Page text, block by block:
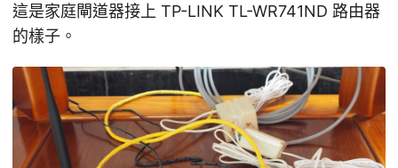
這是家庭閘道器接上 TP-LINK TL-WR741ND 路由器
的樣子。